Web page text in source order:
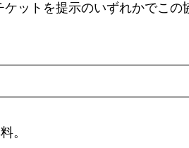
ットを提示のいずれかでこの
。